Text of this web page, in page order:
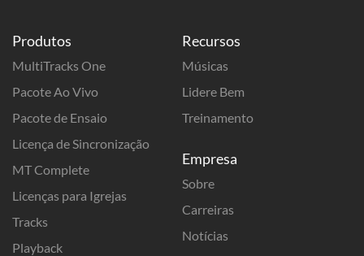
Produtos
MultiTracks One
Pacote Ao Vivo
Pacote de Ensaio
Licença de Sincronização
MT Complete
Licenças para Igrejas
Tracks
Playback
Recursos
Músicas
Lidere Bem
Treinamento
Empresa
Sobre
Carreiras
Notícias